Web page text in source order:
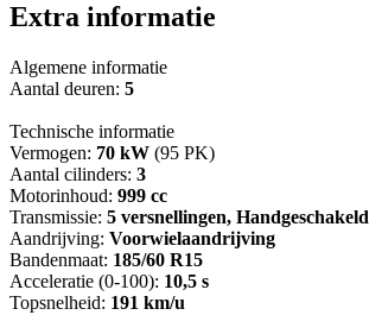
Extra informatie
Algemene informatie
Aantal deuren: 5
Technische informatie
Vermogen: 70 kW (95 PK)
Aantal cilinders: 3
Motorinhoud: 999 cc
Transmissie: 5 versnellingen, Handgeschakeld
Aandrijving: Voorwielaandrijving
Bandenmaat: 185/60 R15
Acceleratie (0-100): 10,5 s
Topsnelheid: 191 km/u